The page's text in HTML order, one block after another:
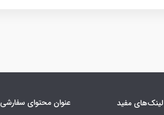
لینک‌های مفید عنوان محتوای سفارشی